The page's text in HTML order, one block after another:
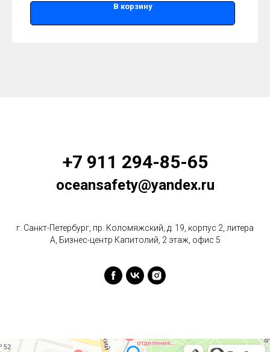
В корзину
+7 911 294-85-65
oceansafety@yandex.ru
г. Санкт-Петербург, пр. Коломяжский, д. 19, корпус 2, литера
А, Бизнес-центр Капитолий, 2 этаж, офис 5